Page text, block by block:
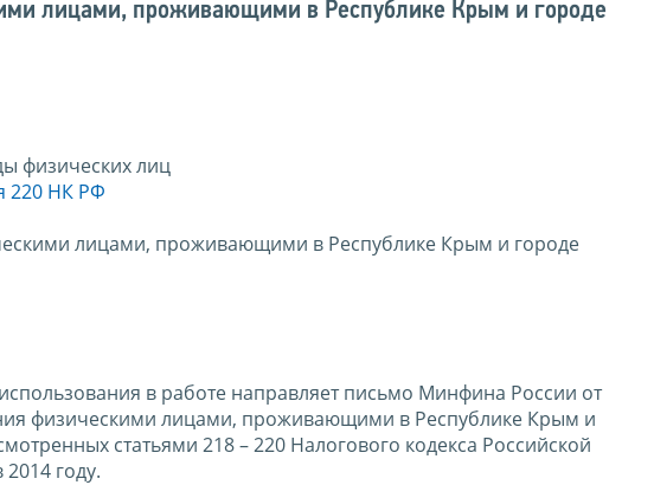
лицами, проживающими в Республике Крым и городе
физических лиц
220 НК РФ
лицами, проживающими в Республике Крым и городе
в работе направляет письмо Минфина России от
физическими лицами, проживающими в Республике Крым и
статьями 218 – 220 Налогового кодекса Российской
году.